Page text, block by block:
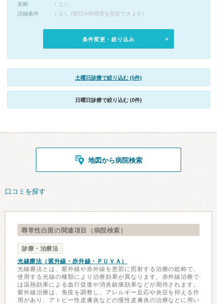
名称
なし
詳細条件
なし (曜日や時間帯を指定できます)
条件変更・絞り込み
土曜日診療で絞り込む (5件)
日曜日診療で絞り込む (0件)
地図から病院検索
口コミを探す
尋常性白斑の関連項目（病院検索）
診療・治療法
光線療法（紫外線・赤外線・ＰＵＶＡ）
光線療法とは、紫外線や赤外線を患部に照射する治療の総称で、
使用する光線の種類により治療効果が異なります。赤外線治療で
は温熱効果による血行促進や消炎鎮痛効果などが期待されます。
紫外線治療は、免疫を調整し、アレルギー反応や炎症を抑える作
用があり、アトピー性皮膚炎などの慢性皮膚炎の治療などに用い